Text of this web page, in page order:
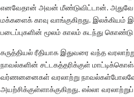
எனவேதான் அவன் மீண்டுவிட்டான். அதுவே
மக்களைக் காவு வாங்குகிறது. இலக்கியம்
படைப்புகளின் மூலம் காலம் கடந்து கொண்டு
கருத்தியல் ரீதியாக இதுவரை வந்த
நாவல்களின் சட்டகத்தரிக்குள்
வர்ணனனைகள் வரலாற்று நாவல்கள்போலவே
அயற்சிக்குள்ளாக்குகிறது. எல்லா